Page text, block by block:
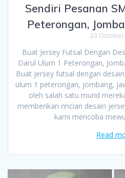
Sendiri Pesanan
Peterongan,
23 October
Buat Jersey Futsal Dengan
Darul Ulum 1 Peterongan,
Buat jersey futsal dengan
ulum 1 peterongan, jombang,
oleh salah satu murid
memberikan rincian desain
kami mencoba
Read